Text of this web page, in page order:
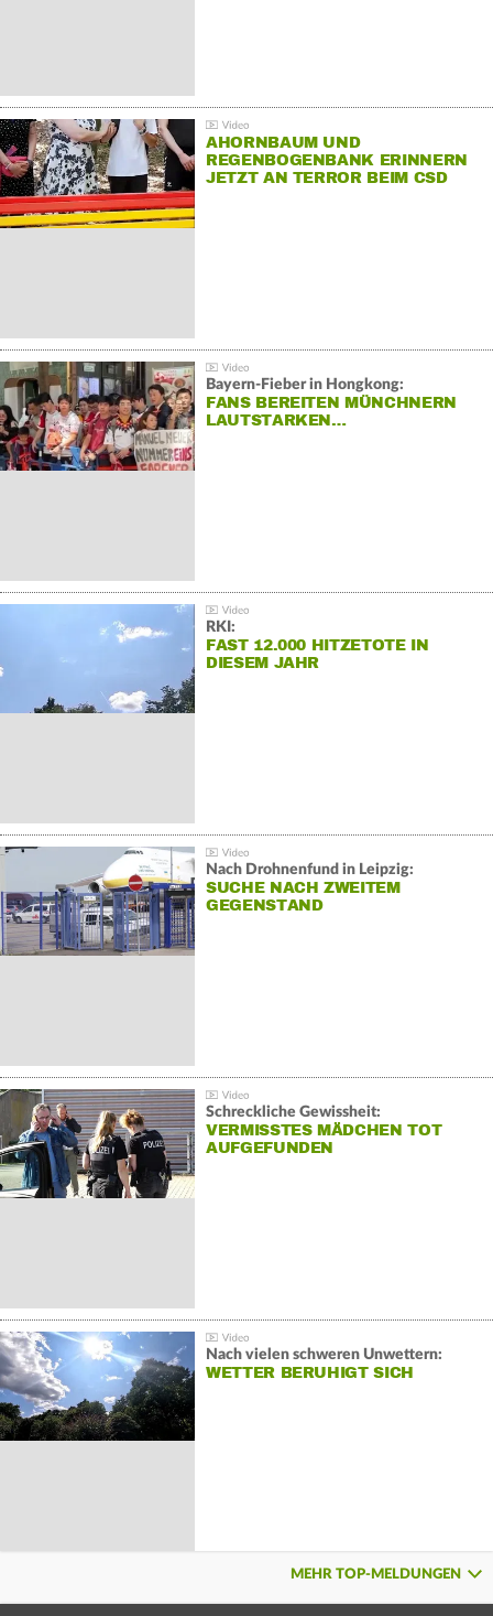
AHORNBAUM UND
REGENBOGENBANK ERINNERN
JETZT AN TERROR BEIM CSD
Bayern-Fieber in Hongkong:
FANS BEREITEN MÜNCHNERN
LAUTSTARKEN…
RKI:
FAST 12.000 HITZETOTE IN
DIESEM JAHR
Nach Drohnenfund in Leipzig:
SUCHE NACH ZWEITEM
GEGENSTAND
Schreckliche Gewissheit:
VERMISSTES MÄDCHEN TOT
AUFGEFUNDEN
Nach vielen schweren Unwettern:
WETTER BERUHIGT SICH
MEHR TOP-MELDUNGEN